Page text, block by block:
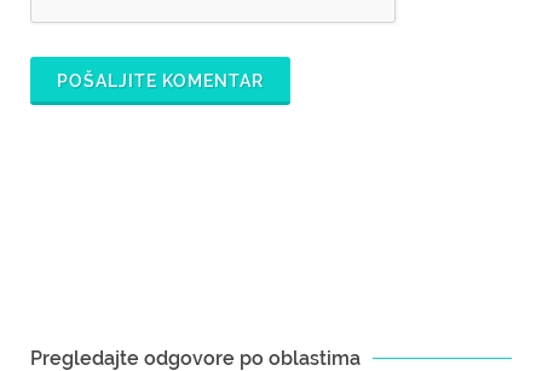
POŠALJITE KOMENTAR
Pregledajte odgovore po oblastima